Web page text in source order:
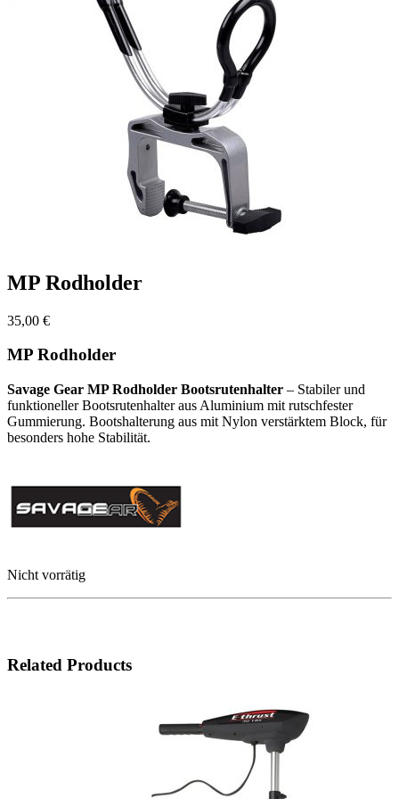
MP Rodholder
35,00 €
MP Rodholder
Savage Gear MP Rodholder Bootsrutenhalter – Stabiler und
funktioneller Bootsrutenhalter aus Aluminium mit rutschfester
Gummierung. Bootshalterung aus mit Nylon verstärktem Block, für
besonders hohe Stabilität.
Nicht vorrätig
Related Products